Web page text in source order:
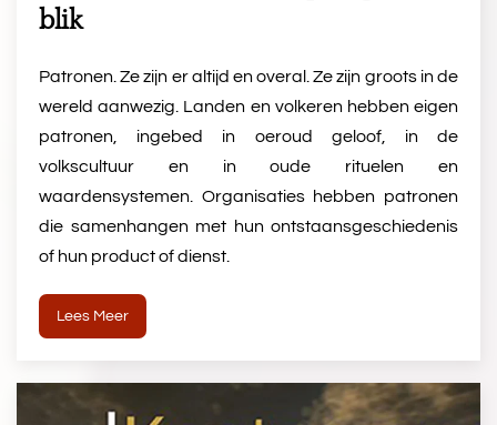
blik
Patronen. Ze zijn er altijd en overal. Ze zijn groots in de
wereld aanwezig. Landen en volkeren hebben eigen
patronen, ingebed in oeroud geloof, in de
volkscultuur en in oude rituelen en
waardensystemen. Organisaties hebben patronen
die samenhangen met hun ontstaansgeschiedenis
of hun product of dienst.
Lees Meer